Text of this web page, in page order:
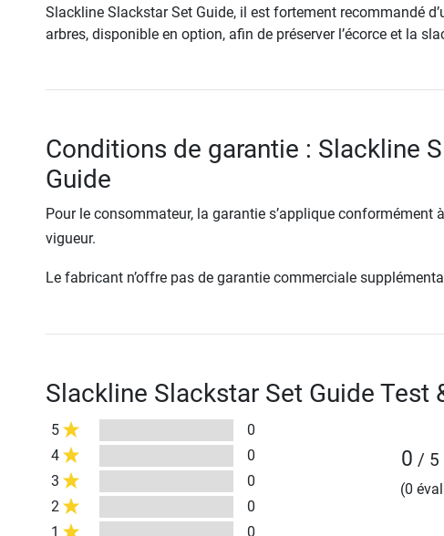
Slackline Slackstar Set Guide, il est fortement recommandé
arbres, disponible en option, afin de préserver l’écorce et la
Conditions de garantie : Slackline
Guide
Pour le consommateur, la garantie s’applique conformément
vigueur.
Le fabricant n’offre pas de garantie commerciale
Slackline Slackstar Set Guide Test
5
0
4
0
3
0
2
0
1
0
0 / 5
(0